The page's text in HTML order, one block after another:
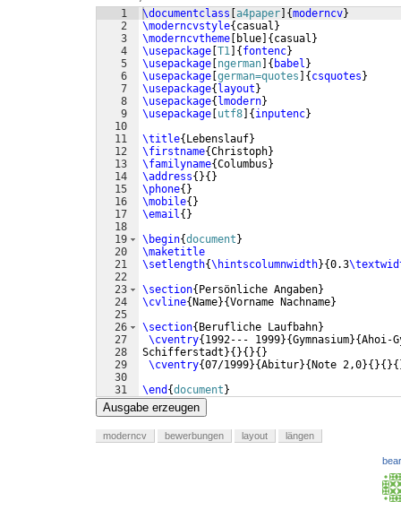
1
2
3
4
5
6
7
8
9
10
11
12
13
14
15
16
17
18
19
20
21
22
23
24
25
26
27
28
29
30
31
\documentclass a4paper {moderncv}
\moderncvstyle{ casual }
\moderncvtheme
blue { casual }
\usepackage T1 { fontenc}
\usepackage ngerman { babel }
\usepackage german=quotes { csquotes }
\usepackage{ layout }
\usepackage{ lmodern}
\usepackage utf8 { inputenc}
\title{ Lebenslauf}
\firstname{Christoph}
\familyname{Columbus }
\address{ }{ }
\phone{ }
\mobile{ }
\email{ }
\begin{document }
\maketitle
\setlength{\hintscolumnwidth}{0.3
\section{ Persönliche Angaben}
\cvline{ Name}{Vorname Nachname}
\section{ Berufliche Laufbahn}
\cventry{ 1992--- 1999}{Gymnasium}{Ahoi-
Schifferstadt }{ }{ }{ }
\cventry{07/1999}{Abitur}{ Note 2,0}{ }{ }{
\end {document }
Ausgabe erzeugen
moderncv bewerbungen layout längen